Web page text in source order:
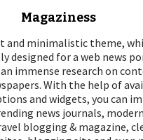
Magaziness
and minimalistic theme,
designed for a web news
immense research on
With the help of
and widgets, you can
news journals,
blogging & magazine,